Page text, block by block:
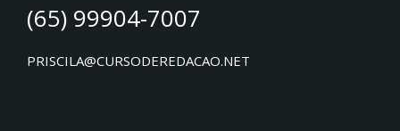
(65) 99904-7007
PRISCILA@CURSODEREDACAO.NET